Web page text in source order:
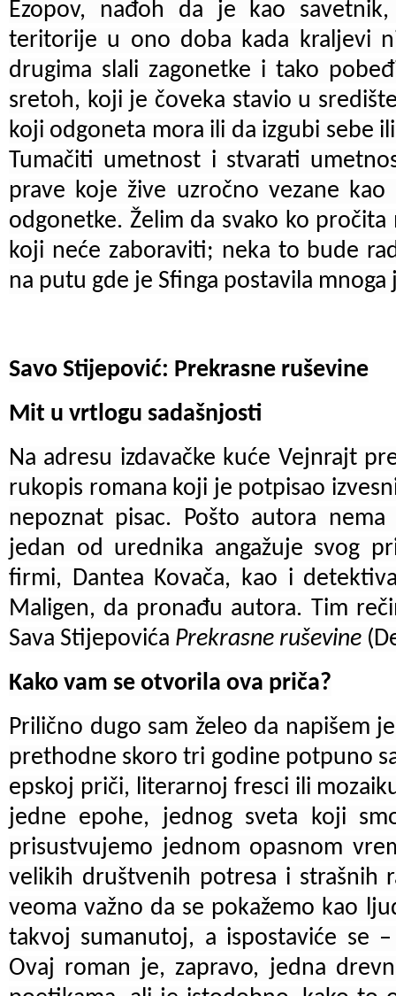
Ezopov, nađoh da je kao savetnik,
teritorije u ono doba kada kraljevi
drugima slali zagonetke i tako
sretoh, koji je čoveka stavio u
koji odgoneta mora ili da izgubi sebe
Tumačiti umetnost i stvarati
prave koje žive uzročno vezane
odgonetke. Želim da svako ko
koji neće zaboraviti; neka to bude
na putu gde je Sfinga postavila mnoga
Savo Stijepović: Prekrasne ruševine
Mit u vrtlogu sadašnjosti
Na adresu izdavačke kuće Vejnrajt
rukopis romana koji je potpisao
nepoznat pisac. Pošto autora
jedan od urednika angažuje svog
firmi, Dantea Kovača, kao i
Maligen, da pronađu autora. Tim
Sava Stijepovića Prekrasne ruševine
Kako vam se otvorila ova priča?
Prilično dugo sam želeo da napišem
prethodne skoro tri godine potpuno
epskoj priči, literarnoj fresci ili
jedne epohe, jednog sveta koji
prisustvujemo jednom opasnom
velikih društvenih potresa i strašnih
veoma važno da se pokažemo kao
takvoj sumanutoj, a ispostaviće se
Ovaj roman je, zapravo, jedna